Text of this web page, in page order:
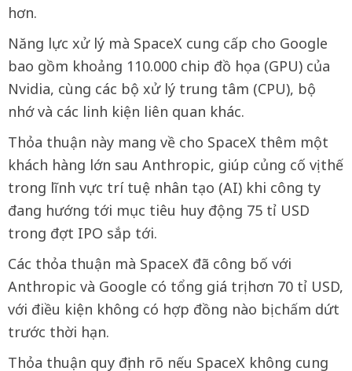
hơn.
Năng lực xử lý mà SpaceX cung cấp cho Google
bao gồm khoảng 110.000 chip đồ họa (GPU) của
Nvidia, cùng các bộ xử lý trung tâm (CPU), bộ
nhớ và các linh kiện liên quan khác.
Thỏa thuận này mang về cho SpaceX thêm một
khách hàng lớn sau Anthropic, giúp củng cố vị thế
trong lĩnh vực trí tuệ nhân tạo (AI) khi công ty
đang hướng tới mục tiêu huy động 75 tỉ USD
trong đợt IPO sắp tới.
Các thỏa thuận mà SpaceX đã công bố với
Anthropic và Google có tổng giá trị hơn 70 tỉ USD,
với điều kiện không có hợp đồng nào bị chấm dứt
trước thời hạn.
Thỏa thuận quy định rõ nếu SpaceX không cung